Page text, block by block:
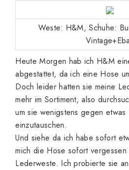
Weste: H&M, Schuhe:
Heute Morgen hab ich H&M
abgestattet, da ich eine Hose
Doch leider hatten sie meine
mehr im Sortiment, also
um sie wenigstens gegen
einzutauschen.
Und siehe da ich habe sofort
mich die Hose sofort
Lederweste. Ich probierte sie